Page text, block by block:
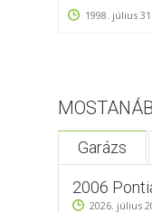
1998. július 31.
Garázs
2006
2026. július